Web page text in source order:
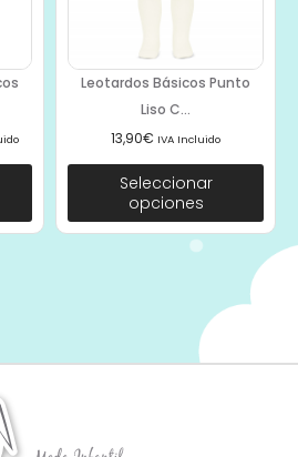
Leotardos Básicos Punto
Liso C...
13,90€ IVA Incluido
Seleccionar
opciones